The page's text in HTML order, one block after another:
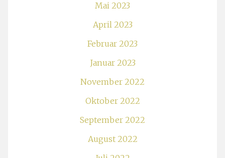
Mai 2023
April 2023
Februar 2023
Januar 2023
November 2022
Oktober 2022
September 2022
August 2022